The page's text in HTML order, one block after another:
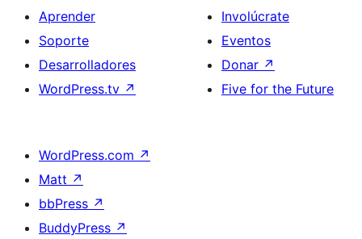
Aprender
Soporte
Desarrolladores
WordPress.tv ↗
Involúcrate
Eventos
Donar ↗
Five for the Future
WordPress.com ↗
Matt ↗
bbPress ↗
BuddyPress ↗